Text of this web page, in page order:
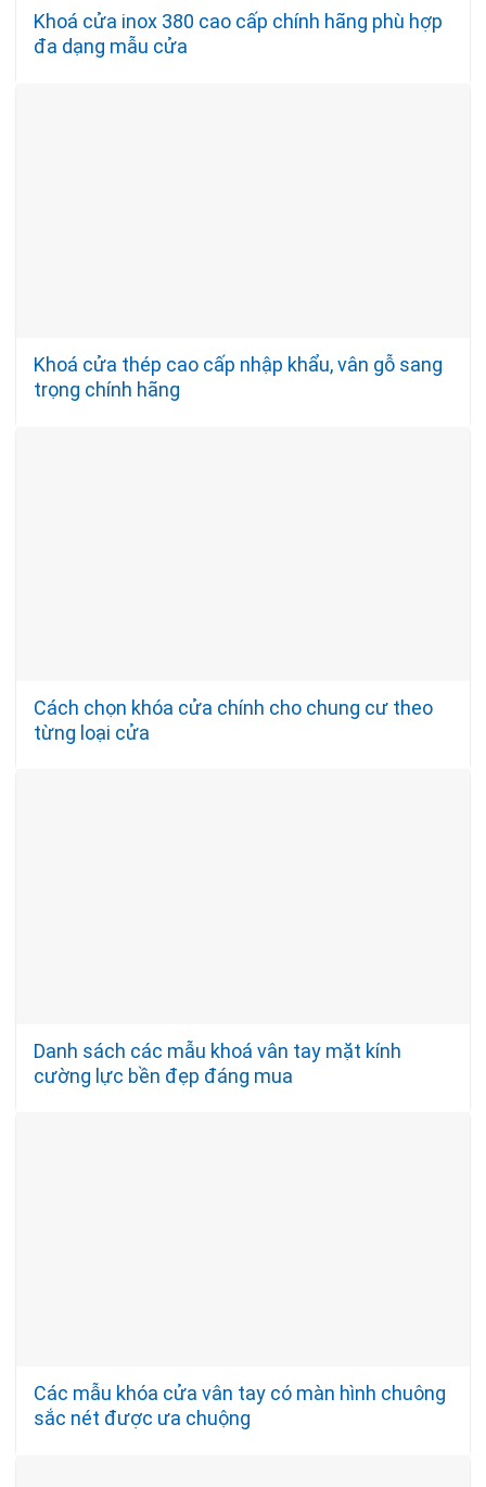
Khoá cửa inox 380 cao cấp chính hãng phù hợp
đa dạng mẫu cửa
Khoá cửa thép cao cấp nhập khẩu, vân gỗ sang
trọng chính hãng
Cách chọn khóa cửa chính cho chung cư theo
từng loại cửa
Danh sách các mẫu khoá vân tay mặt kính
cường lực bền đẹp đáng mua
Các mẫu khóa cửa vân tay có màn hình chuông
sắc nét được ưa chuộng